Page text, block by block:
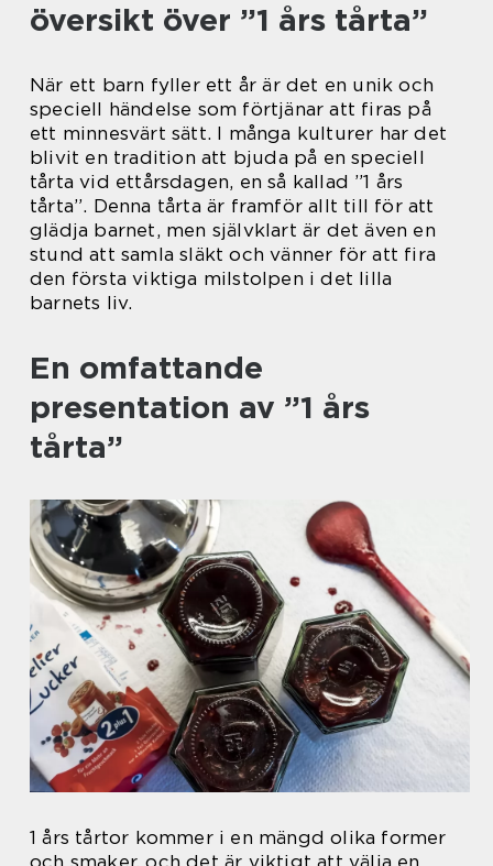
översikt över ”1 års tårta”
När ett barn fyller ett år är det en unik och
speciell händelse som förtjänar att firas på
ett minnesvärt sätt. I många kulturer har det
blivit en tradition att bjuda på en speciell
tårta vid ettårsdagen, en så kallad ”1 års
tårta”. Denna tårta är framför allt till för att
glädja barnet, men självklart är det även en
stund att samla släkt och vänner för att fira
den första viktiga milstolpen i det lilla
barnets liv.
En omfattande
presentation av ”1 års
tårta”
1 års tårtor kommer i en mängd olika former